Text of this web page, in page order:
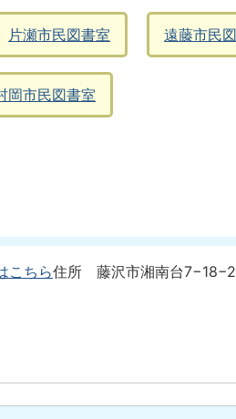
片瀬市民図書室 遠藤市民
岡市民図書室
こちら住所 藤沢市湘南台7−18−2